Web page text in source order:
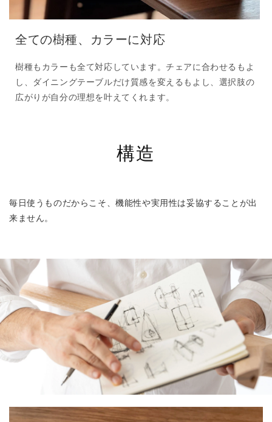
全ての樹種、カラーに対応
樹種もカラーも全て対応しています。チェアに合わせるもよ
し、ダイニングテーブルだけ質感を変えるもよし、選択肢の
広がりが自分の理想を叶えてくれます。
構造
毎日使うものだからこそ、機能性や実用性は妥協することが出
来ません。